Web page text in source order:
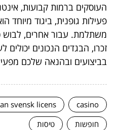
העוסקים ברמות קבועות,
פעילות גופנית, ביגוד
משתלמת. עבור אחרים, לבוש
זכרו, הבגדים הנכונים
בביצועים ובהנאה שלכם
casino
svensk licens
חופשות
טיסות